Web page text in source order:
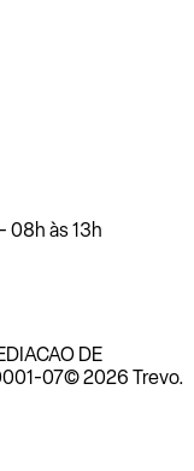
08h às 13h
DE
07© 2026 Trevo.